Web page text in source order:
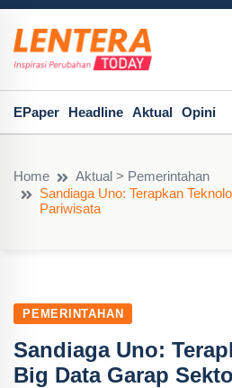
EPaper Headline Aktual Opini
Home
Aktual > Pemerintahan
Sandiaga Uno: Terapkan
Pariwisata
PEMERINTAHAN
Sandiaga Uno:
Big Data Garap